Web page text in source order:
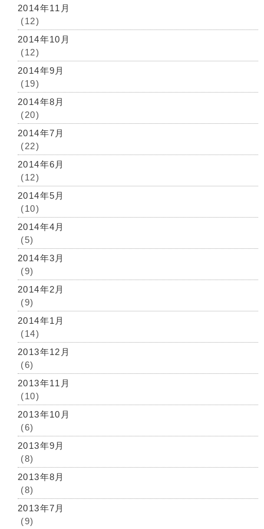
2014年11月
(12)
2014年10月
(12)
2014年9月
(19)
2014年8月
(20)
2014年7月
(22)
2014年6月
(12)
2014年5月
(10)
2014年4月
(5)
2014年3月
(9)
2014年2月
(9)
2014年1月
(14)
2013年12月
(6)
2013年11月
(10)
2013年10月
(6)
2013年9月
(8)
2013年8月
(8)
2013年7月
(9)